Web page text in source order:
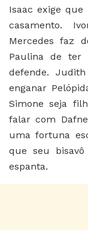
Isaac exige
casamento.
Mercedes faz
Paulina de ter
defende.
enganar
Simone seja
falar com
uma fortuna
que seu
espanta.